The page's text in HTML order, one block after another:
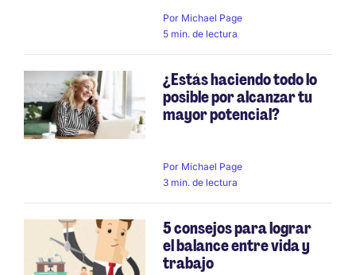
Por Michael Page
5 min. de lectura
¿Estás haciendo todo lo
posible por alcanzar tu
mayor potencial?
Por Michael Page
3 min. de lectura
5 consejos para lograr
el balance entre vida y
trabajo